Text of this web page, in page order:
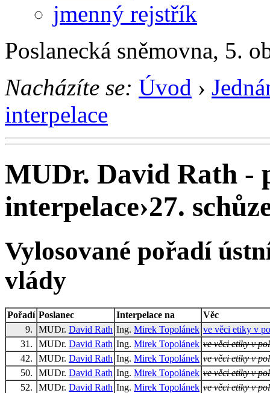
jmenný rejstřík
Poslanecká sněmovna, 5.
Nacházíte se: Úvod ›
interpelace
MUDr. David Rath -
interpelace›27.
Vylosované pořadí
vlády
Pořadí Poslanec Interpelace na
Věc
9.
MUDr. David Rath Ing. Mirek Topolánek ve věci etiky v
31.
MUDr. David Rath Ing. Mirek Topolánek ve věci etiky v
42.
MUDr. David Rath Ing. Mirek Topolánek ve věci etiky v
50.
MUDr. David Rath Ing. Mirek Topolánek ve věci etiky v
52.
MUDr. David Rath Ing. Mirek Topolánek ve věci etiky v